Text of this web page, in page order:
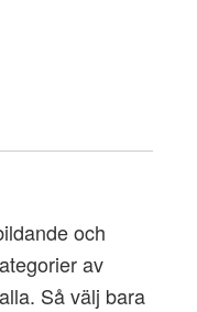
och
av
Så välj bara